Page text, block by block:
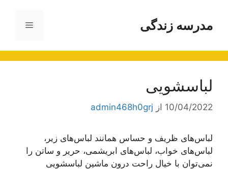
محتوامدرسه زندگی فهرست
لباسشویی
10/04/2022 از admin468h0grj
لباس‌های ظریف و حساس همانند لباس‌های زیر،
لباس‌های خواب، لباس‌های ابریشمی، حریر و ساتن را
نمی‌توان با خیال راحت درون ماشین لباسشویی